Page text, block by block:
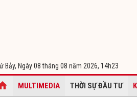
Bảy, Ngày 08 tháng 08 năm 2026, 14h23
MULTIMEDIA THỜI SỰ ĐẦU TƯ